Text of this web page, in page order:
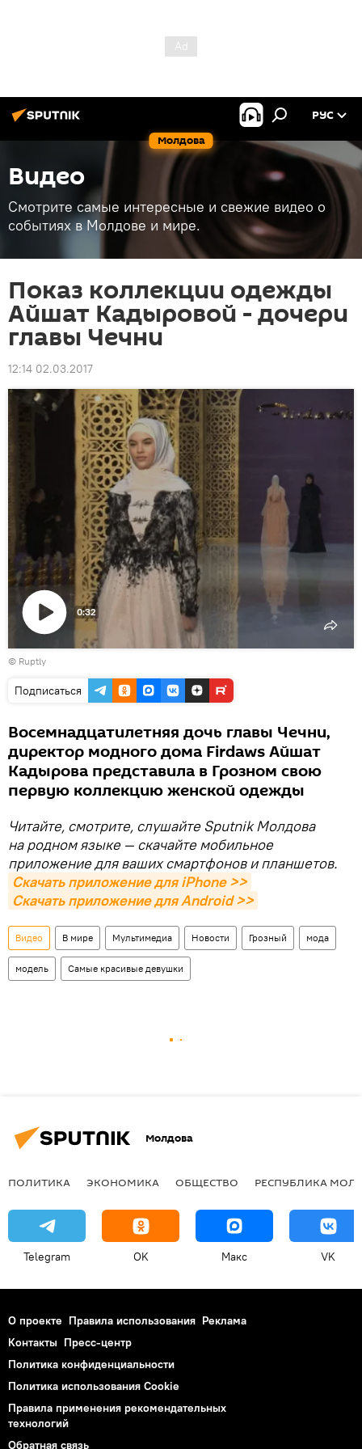
Молдова
РУС
Видео
Смотрите самые интересные и свежие видео о
событиях в Молдове и мире.
Показ коллекции одежды
Айшат Кадыровой - дочери
главы Чечни
12:14 02.03.2017
Воспроизвести
видео
0:32
© Ruptly
Подписаться
Восемнадцатилетняя дочь главы Чечни,
директор модного дома Firdaws Айшат
Кадырова представила в Грозном свою
первую коллекцию женской одежды
Читайте, смотрите, слушайте Sputnik Молдова
на родном языке — скачайте мобильное
приложение для ваших смартфонов и планшетов.
Скачать приложение для iPhone >>
Скачать приложение для Android >>
Видео В мире Мультимедиа Новости Грозный мода
модель Самые красивые девушки
Молдова
ПОЛИТИКА ЭКОНОМИКА ОБЩЕСТВО РЕСПУБЛИКА
Telegram OK Макс VK
О проекте Правила использования Реклама
Контакты Пресс-центр
Политика конфиденциальности
Политика использования Cookie
Правила применения рекомендательных
технологий
Обратная связь